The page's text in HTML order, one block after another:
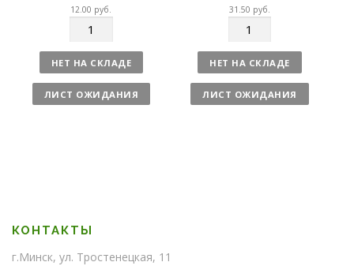
12.00 руб.
л
и
ч
е
НЕТ НА СКЛАДЕ
ЛИСТ ОЖИДАНИЯ
31.50 руб.
л
и
ч
е
НЕТ НА СКЛАДЕ
ЛИСТ ОЖИДАНИЯ
КОНТАКТЫ
г.Минск, ул. Тростенецкая, 11